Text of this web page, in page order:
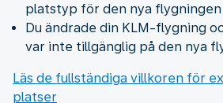
platstyp för den nya flygningen
Du ändrade din KLM-flygning
var inte tillgänglig på den nya
Läs de fullständiga villkoren för
platser